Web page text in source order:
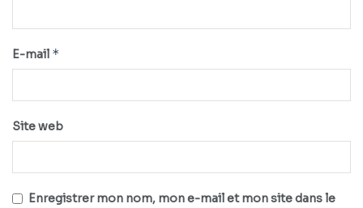
E-mail *
Site web
Enregistrer mon nom, mon e-mail et mon site dans le